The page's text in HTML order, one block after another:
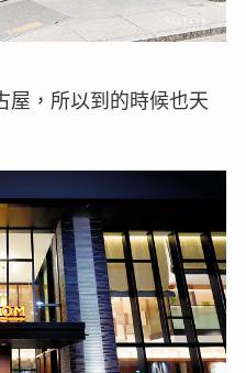
屋，所以到的時候也天